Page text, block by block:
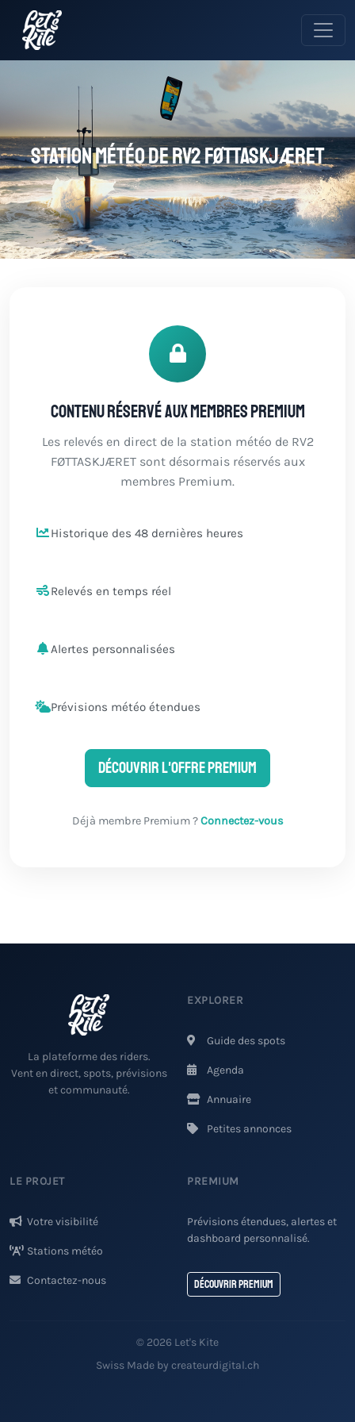
Station météo de RV2 FØTTASKJÆRET
Contenu réservé aux membres Premium
Les relevés en direct de la station météo de RV2
FØTTASKJÆRET sont désormais réservés aux
membres Premium.
Historique des 48 dernières heures
Relevés en temps réel
Alertes personnalisées
Prévisions météo étendues
Découvrir l'offre Premium
Déjà membre Premium ?Connectez-vous
La plateforme des riders.
Vent en direct, spots, prévisions
et communauté.
EXPLORER
Guide des spots
Agenda
Annuaire
Petites annonces
LE PROJET
Votre visibilité
Stations météo
Contactez-nous
PREMIUM
Prévisions étendues, alertes et
dashboard personnalisé.
Découvrir Premium
© 2026 Let's Kite
Swiss Made by createurdigital.ch